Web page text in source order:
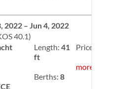
2022 – Jun 4, 2022
40.1)
Length: 41
ft
Berths: 8
Price:
more info